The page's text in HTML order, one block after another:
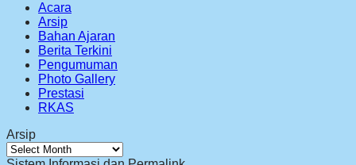
Acara
Arsip
Bahan Ajaran
Berita Terkini
Pengumuman
Photo Gallery
Prestasi
RKAS
Arsip
Arsip